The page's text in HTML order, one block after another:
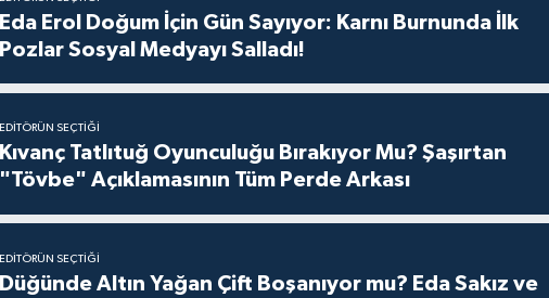
Eda Erol Doğum İçin Gün Sayıyor: Karnı Burnunda İlk
Pozlar Sosyal Medyayı Salladı!
EDITÖRÜN SEÇTIĞI
Kıvanç Tatlıtuğ Oyunculuğu Bırakıyor Mu? Şaşırtan
"Tövbe" Açıklamasının Tüm Perde Arkası
EDITÖRÜN SEÇTIĞI
Düğünde Altın Yağan Çift Boşanıyor mu? Eda Sakız ve